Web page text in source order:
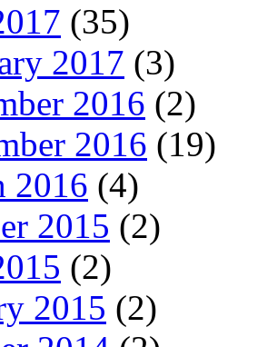
(35)
2017 (3)
2016 (2)
2016 (19)
2016 (4)
2015 (2)
(2)
2015 (2)